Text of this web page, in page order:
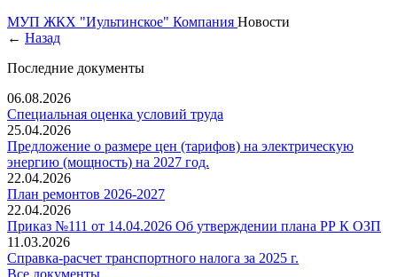
МУП ЖКХ "Иультинское" Компания Новости
← Назад
Последние документы
06.08.2026
Специальная оценка условий труда
25.04.2026
Предложение о размере цен (тарифов) на электрическую
энергию (мощность) на 2027 год.
22.04.2026
План ремонтов 2026-2027
22.04.2026
Приказ №111 от 14.04.2026 Об утверждении плана РР К ОЗП
11.03.2026
Справка-расчет транспортного налога за 2025 г.
Все документы